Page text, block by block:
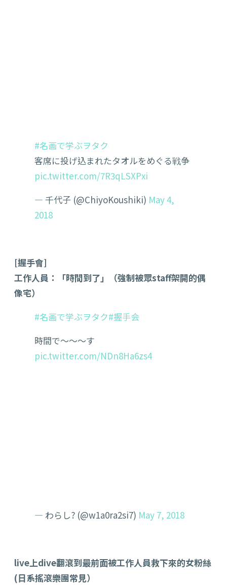
#名画で学ぶヲタク
客席に投げ込まれたタオルをめぐる戦争
pic.twitter.com/7R3qLSXPxi
— 千代子 (@ChiyoKoushiki) May 4,
2018
[握手會]
工作人員：「時間到了」（強制被眾staff架開的偶
像宅）
#名画で学ぶヲタク#握手会
時間で〜〜〜す
pic.twitter.com/NDn8Ha6zs4
— わらし? (@w1a0ra2si7) May 7, 2018
live上dive翻滾到最前面被工作人員救下來的女粉絲
(日系搖滾樂團常見）